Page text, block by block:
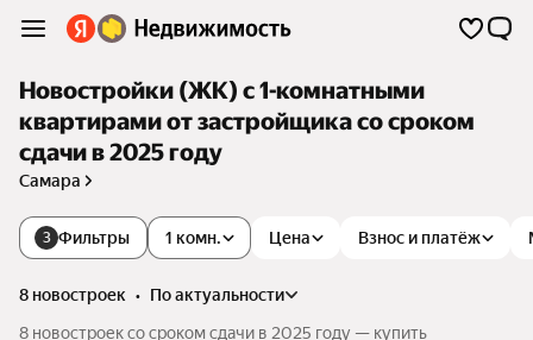
Новостройки (ЖК) с 1-комнатными
квартирами от застройщика со сроком
сдачи в 2025 году
Самара
3 Фильтры Цена Взнос и платёж
1 комн.
8 новостроек •
по актуальности
8 новостроек со сроком сдачи в 2025 году — купить